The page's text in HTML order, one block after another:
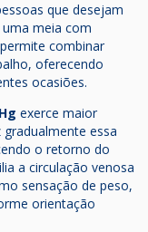
que desejam
meia com
combinar
oferecendo
ocasiões.
exerce maior
essa
o retorno do
a circulação venosa
sensação de peso,
orientação